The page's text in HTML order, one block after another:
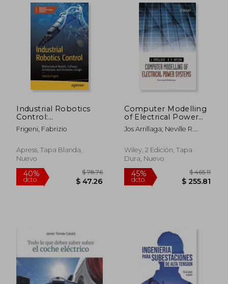
Industrial Robotics
Control:
Mathematical Models,
Software
Electronics Design
(en Inglés)
Frigeni, Fabrizio
Apress, Tapa Blanda,
Nuevo
40%
dcto. $ 47.26
Computer Modelling
of Electrical Power
Systems (en Inglés)
Jos Arrillaga; Neville R.
Wiley, 2 Edición, Tapa
Dura, Nuevo
45%
dcto.